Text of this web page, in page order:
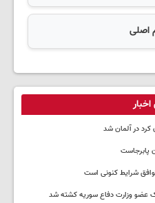
اصلی
کرد در آلمان شد
پابرجاست
شرایط کنونی است
عضو وزارت دفاع سوریه کشته شد